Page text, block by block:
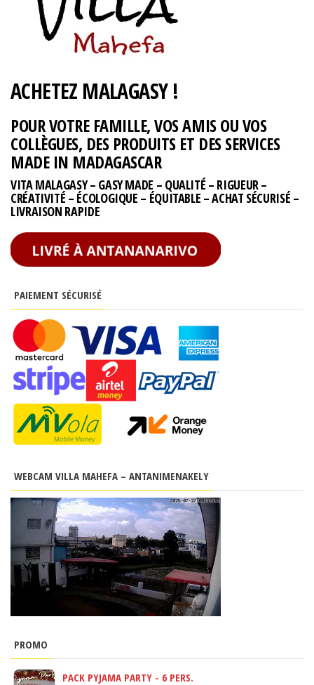
ACHETEZ MALAGASY !
POUR VOTRE FAMILLE, VOS AMIS OU VOS
COLLÈGUES, DES PRODUITS ET DES SERVICES
MADE IN MADAGASCAR
VITA MALAGASY – GASY MADE – QUALITÉ – RIGUEUR –
CRÉATIVITÉ – ÉCOLOGIQUE – ÉQUITABLE – ACHAT SÉCURISÉ –
LIVRAISON RAPIDE
PAIEMENT SÉCURISÉ
WEBCAM VILLA MAHEFA – ANTANIMENAKELY
PROMO
PACK PYJAMA PARTY - 6 PERS.